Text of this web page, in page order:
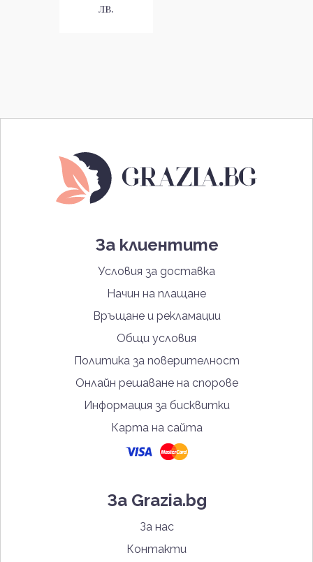
лв.
За клиентите
Условия за доставка
Начин на плащане
Връщане и рекламации
Общи условия
Политика за поверителност
Онлайн решаване на спорове
Информация за бисквитки
Карта на сайта
За Grazia.bg
За нас
Контакти